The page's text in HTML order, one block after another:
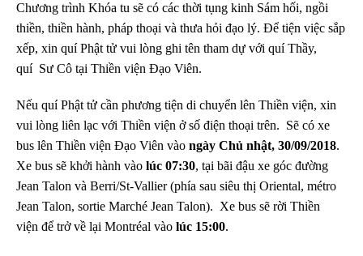
Chương trình Khóa tu sẽ có các thời tụng kinh Sám hối, ngồi
thiền, thiền hành, pháp thoại và thưa hỏi đạo lý. Để tiện việc sắp
xếp, xin quí Phật tử vui lòng ghi tên tham dự với quí Thầy,
quí Sư Cô tại Thiền viện Đạo Viên.
Nếu quí Phật tử cần phương tiện di chuyển lên Thiền viện, xin
vui lòng liên lạc với Thiền viện ở số điện thoại trên. Sẽ có xe
bus lên Thiền viện Đạo Viên vào ngày Chủ nhật, 30/09/2018.
Xe bus sẽ khởi hành vào lúc 07:30, tại bãi đậu xe góc đường
Jean Talon và Berri/St-Vallier (phía sau siêu thị Oriental, métro
Jean Talon, sortie Marché Jean Talon). Xe bus sẽ rời Thiền
viện để trở về lại Montréal vào lúc 15:00.